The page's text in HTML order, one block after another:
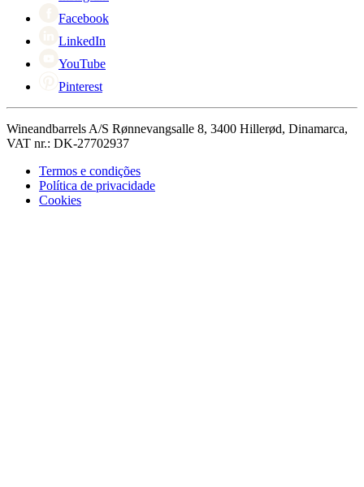
Facebook
LinkedIn
YouTube
Pinterest
Wineandbarrels A/S Rønnevangsalle 8, 3400 Hillerød, Dinamarca,
VAT nr.: DK-27702937
Termos e condições
Política de privacidade
Cookies